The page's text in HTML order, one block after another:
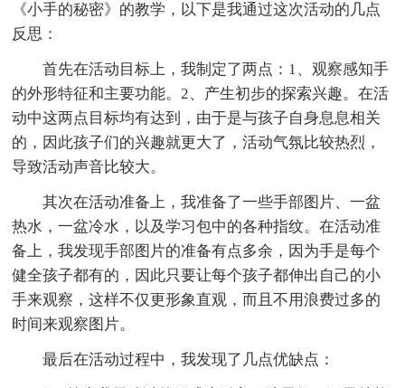
《小手的秘密》的教学，以下是我通过这次活动的几点
反思：
首先在活动目标上，我制定了两点：1、观察感知手
的外形特征和主要功能。2、产生初步的探索兴趣。在活
动中这两点目标均有达到，由于是与孩子自身息息相关
的，因此孩子们的兴趣就更大了，活动气氛比较热烈，
导致活动声音比较大。
其次在活动准备上，我准备了一些手部图片、一盆
热水，一盆冷水，以及学习包中的各种指纹。在活动准
备上，我发现手部图片的准备有点多余，因为手是每个
健全孩子都有的，因此只要让每个孩子都伸出自己的小
手来观察，这样不仅更形象直观，而且不用浪费过多的
时间来观察图片。
最后在活动过程中，我发现了几点优缺点：